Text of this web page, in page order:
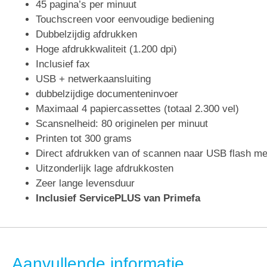
45 pagina’s per minuut
Touchscreen voor eenvoudige bediening
Dubbelzijdig afdrukken
Hoge afdrukkwaliteit (1.200 dpi)
Inclusief fax
USB + netwerkaansluiting
dubbelzijdige documenteninvoer
Maximaal 4 papiercassettes (totaal 2.300 vel)
Scansnelheid: 80 originelen per minuut
Printen tot 300 grams
Direct afdrukken van of scannen naar USB flash
Uitzonderlijk lage afdrukkosten
Zeer lange levensduur
Inclusief ServicePLUS van Primefa